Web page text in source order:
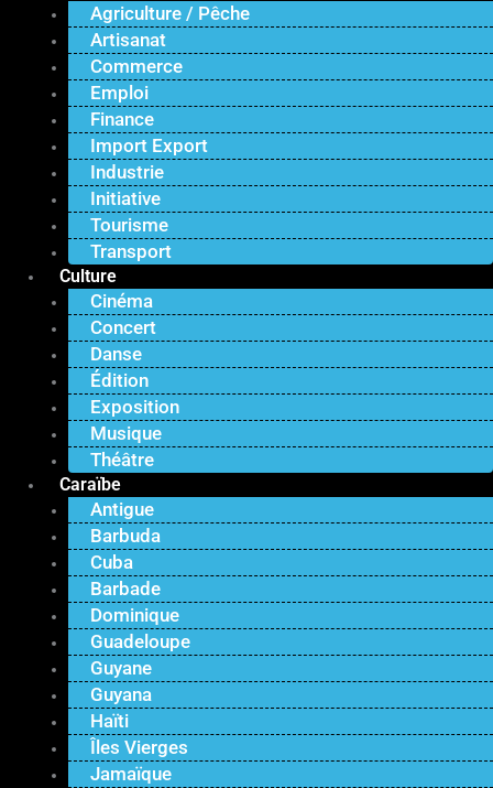
Agriculture / Pêche
Artisanat
Commerce
Emploi
Finance
Import Export
Industrie
Initiative
Tourisme
Transport
Culture
Cinéma
Concert
Danse
Édition
Exposition
Musique
Théâtre
Caraïbe
Antigue
Barbuda
Cuba
Barbade
Dominique
Guadeloupe
Guyane
Guyana
Haïti
Îles Vierges
Jamaïque